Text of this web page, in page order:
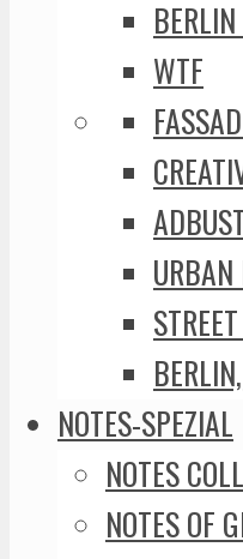
WTF
URBAN
NOTES-SPEZIAL
NOTES
NOTES OF